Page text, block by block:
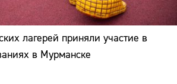
лагерей приняли участие в
в Мурманске